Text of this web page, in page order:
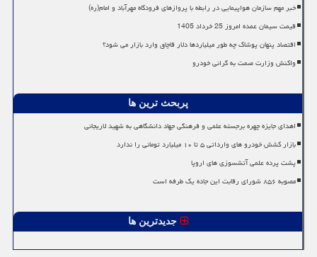
خبر مهم سازمان هواپیمایی در رابطه با پروازهای فرودگاه مهرآباد و امام(ره)
قیمت سیمان عمده امروز 25 خرداد 1405
اقتصاد پنهان پوشاک چه طور میلیاردها دلار قاچاق وارد بازار می شود؟
واکنش وزارت صمت به گرانی خودرو
پربحث ترین ها
اهدای جایزه چهره برجسته علمی و فرهنگی جهاد دانشگاهی به شهید لاریجانی
بازار کشش خودرو های وارداتی ۵ تا ۱۰ میلیارد تومانی را ندارد
پشت پرده علمی آتشسوزی های اروپا
مصوبه ۸۵۶ شورای رقابت این جاده یک طرفه است
جدیدترین ها